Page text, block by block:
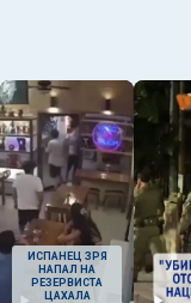
ИСПАНЕЦ ЗРЯ
НАПАЛ НА
РЕЗЕРВИСТА
ЦАХАЛА